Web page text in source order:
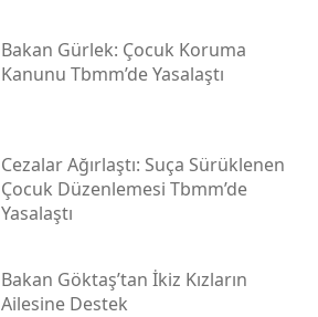
Bakan Gürlek: Çocuk Koruma
Kanunu Tbmm’de Yasalaştı
Cezalar Ağırlaştı: Suça Sürüklenen
Çocuk Düzenlemesi Tbmm’de
Yasalaştı
Bakan Göktaş’tan İkiz Kızların
Ailesine Destek